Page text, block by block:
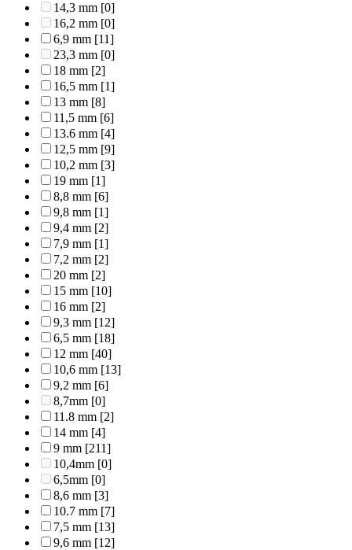
14,3 mm [0]
16,2 mm [0]
6,9 mm [11]
23,3 mm [0]
18 mm [2]
16,5 mm [1]
13 mm [8]
11,5 mm [6]
13.6 mm [4]
12,5 mm [9]
10,2 mm [3]
19 mm [1]
8,8 mm [6]
9,8 mm [1]
9,4 mm [2]
7,9 mm [1]
7,2 mm [2]
20 mm [2]
15 mm [10]
16 mm [2]
9,3 mm [12]
6,5 mm [18]
12 mm [40]
10,6 mm [13]
9,2 mm [6]
8,7mm [0]
11.8 mm [2]
14 mm [4]
9 mm [211]
10,4mm [0]
6,5mm [0]
8,6 mm [3]
10.7 mm [7]
7,5 mm [13]
9,6 mm [12]